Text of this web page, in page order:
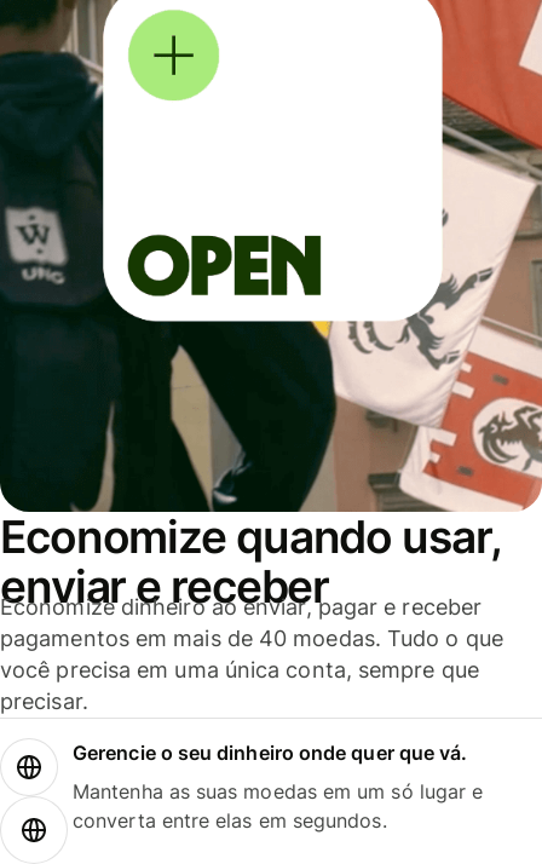
Economize quando usar,
enviar e receber
Economize dinheiro ao enviar, pagar e receber
pagamentos em mais de 40 moedas. Tudo o que
você precisa em uma única conta, sempre que
precisar.
Gerencie o seu dinheiro onde quer que vá.
Mantenha as suas moedas em um só lugar e
converta entre elas em segundos.